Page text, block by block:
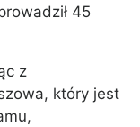
45
z
który jest